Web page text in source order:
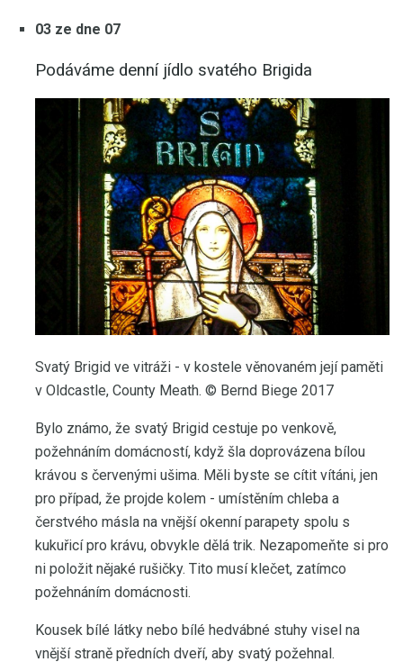
03 ze dne 07
Podáváme denní jídlo svatého Brigida
Svatý Brigid ve vitráži - v kostele věnovaném její paměti
v Oldcastle, County Meath. © Bernd Biege 2017
Bylo známo, že svatý Brigid cestuje po venkově,
požehnáním domácností, když šla doprovázena bílou
krávou s červenými ušima. Měli byste se cítit vítáni, jen
pro případ, že projde kolem - umístěním chleba a
čerstvého másla na vnější okenní parapety spolu s
kukuřicí pro krávu, obvykle dělá trik. Nezapomeňte si pro
ni položit nějaké rušičky. Tito musí klečet, zatímco
požehnáním domácnosti.
Kousek bílé látky nebo bílé hedvábné stuhy visel na
vnější straně předních dveří, aby svatý požehnal.